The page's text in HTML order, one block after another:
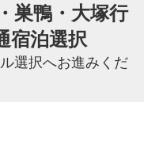
巣鴨・大塚行
宿泊選択
選択へお進みくだ